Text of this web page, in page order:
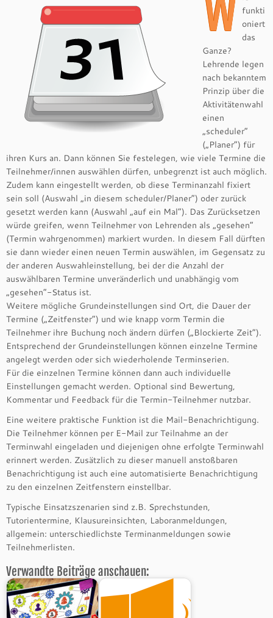
W funkti
oniert
das
Ganze?
Lehrende legen
nach bekanntem
Prinzip über die
Aktivitätenwahl
einen
„scheduler“
(„Planer“) für
ihren Kurs an. Dann können Sie festelegen, wie viele Termine die
Teilnehmer/innen auswählen dürfen, unbegrenzt ist auch möglich.
Zudem kann eingestellt werden, ob diese Terminanzahl fixiert
sein soll (Auswahl „in diesem scheduler/Planer“) oder zurück
gesetzt werden kann (Auswahl „auf ein Mal“). Das Zurücksetzen
würde greifen, wenn Teilnehmer von Lehrenden als „gesehen“
(Termin wahrgenommen) markiert wurden. In diesem Fall dürften
sie dann wieder einen neuen Termin auswählen, im Gegensatz zu
der anderen Auswahleinstellung, bei der die Anzahl der
auswählbaren Termine unveränderlich und unabhängig vom
„gesehen“-Status ist.
Weitere mögliche Grundeinstellungen sind Ort, die Dauer der
Termine („Zeitfenster“) und wie knapp vorm Termin die
Teilnehmer ihre Buchung noch ändern dürfen („Blockierte Zeit“).
Entsprechend der Grundeinstellungen können einzelne Termine
angelegt werden oder sich wiederholende Terminserien.
Für die einzelnen Termine können dann auch individuelle
Einstellungen gemacht werden. Optional sind Bewertung,
Kommentar und Feedback für die Termin-Teilnehmer nutzbar.
Eine weitere praktische Funktion ist die Mail-Benachrichtigung.
Die Teilnehmer können per E-Mail zur Teilnahme an der
Terminwahl eingeladen und diejenigen ohne erfolgte Terminwahl
erinnert werden. Zusätzlich zu dieser manuell anstoßbaren
Benachrichtigung ist auch eine automatisierte Benachrichtigung
zu den einzelnen Zeitfenstern einstellbar.
Typische Einsatzszenarien sind z.B. Sprechstunden,
Tutorientermine, Klausureinsichten, Laboranmeldungen,
allgemein: unterschiedlichste Terminanmeldungen sowie
Teilnehmerlisten.
Verwandte Beiträge anschauen: